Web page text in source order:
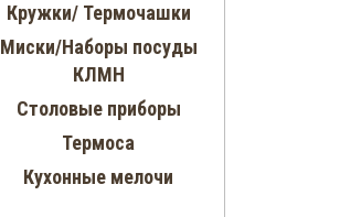
Кружки/ Термочашки
Миски/Наборы посуды
КЛМН
Столовые приборы
Термоса
Кухонные мелочи